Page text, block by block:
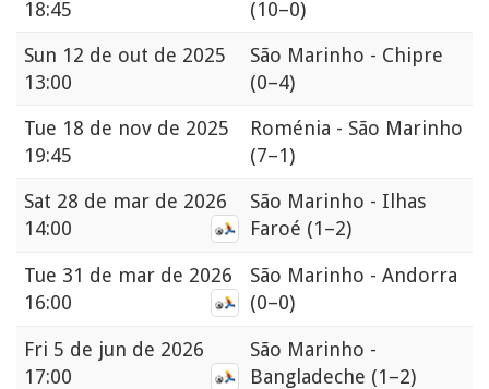
18:45
(10–0)
Sun 12 de out de 2025
13:00
São Marinho - Chipre
(0–4)
Tue 18 de nov de 2025
19:45
Roménia - São Marinho
(7–1)
Sat 28 de mar de 2026
14:00
São Marinho - Ilhas
Faroé (1–2)
Tue 31 de mar de 2026
16:00
São Marinho - Andorra
(0–0)
Fri 5 de jun de 2026
17:00
São Marinho -
Bangladeche (1–2)